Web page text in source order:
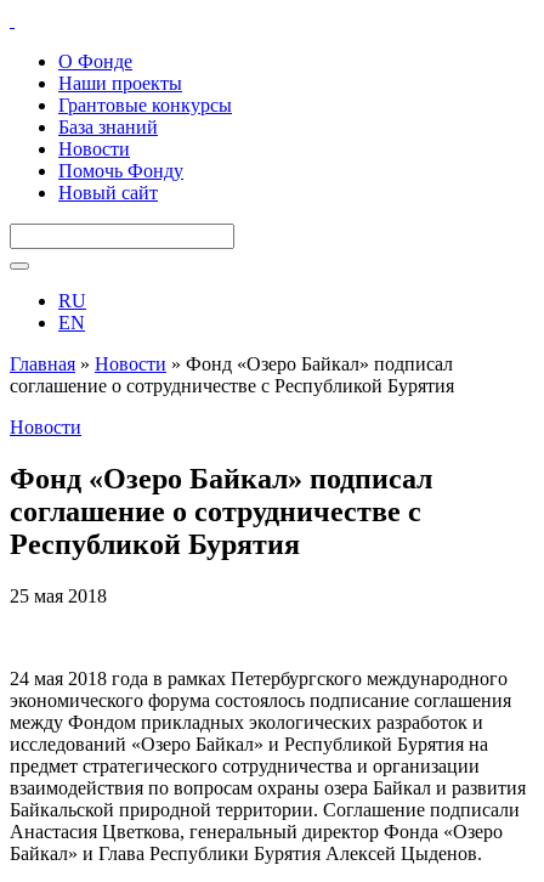
О Фонде
Наши проекты
Грантовые конкурсы
База знаний
Новости
Помочь Фонду
Новый сайт
RU
EN
Главная » Новости » Фонд «Озеро Байкал» подписал
соглашение о сотрудничестве с Республикой Бурятия
Новости
Фонд «Озеро Байкал» подписал
соглашение о сотрудничестве с
Республикой Бурятия
25 мая 2018
24 мая 2018 года в рамках Петербургского международного
экономического форума состоялось подписание соглашения
между Фондом прикладных экологических разработок и
исследований «Озеро Байкал» и Республикой Бурятия на
предмет стратегического сотрудничества и организации
взаимодействия по вопросам охраны озера Байкал и развития
Байкальской природной территории. Соглашение подписали
Анастасия Цветкова, генеральный директор Фонда «Озеро
Байкал» и Глава Республики Бурятия Алексей Цыденов.